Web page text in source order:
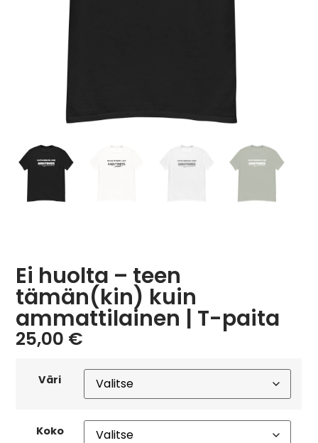
Ei huolta – teen
tämän(kin) kuin
ammattilainen | T-paita
25,00 €
Väri
Koko